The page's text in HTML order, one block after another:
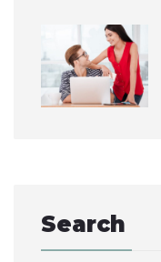
Search